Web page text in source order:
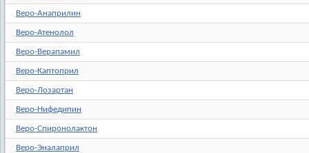
Веро-Анаприлин
Веро-Атенолол
Веро-Верапамил
Веро-Каптоприл
Веро-Лозартан
Веро-Нифедипин
Веро-Спиронолактон
Веро-Эналаприл